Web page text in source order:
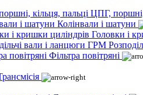
ЦПГ, поршні,
Колінвали і шатуни
Головки і
Фільтра повітряні